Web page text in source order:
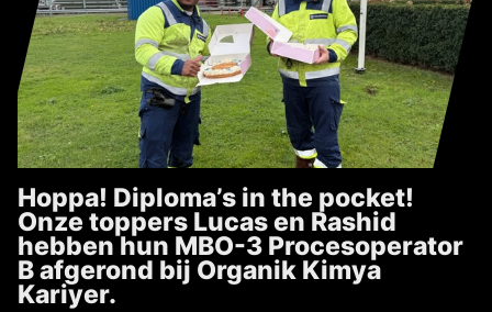
Hoppa! Diploma’s in the pocket!
Onze toppers Lucas en Rashid
hebben hun MBO-3 Procesoperator
B afgerond bij Organik Kimya
Kariyer.